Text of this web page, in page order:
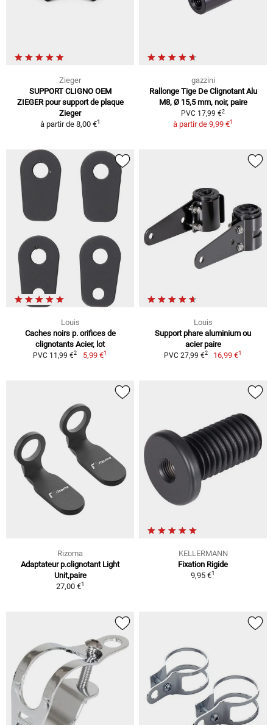
Zieger
SUPPORT CLIGNO OEM
ZIEGER pour support de plaque
Zieger
à partir de 8,00 €1
gazzini
Rallonge Tige De Clignotant Alu
M8, Ø 15,5 mm, noir, paire
PVC 17,99 €2
à partir de 9,99 €1
Louis
Caches noirs p. orifices de
clignotants Acier, lot
PVC 11,99 €2 5,99 €1
Louis
Support phare aluminium ou
acier paire
PVC 27,99 €2 16,99 €1
Rizoma
Adaptateur p.clignotant Light
Unit,paire
27,00 €1
KELLERMANN
Fixation Rigide
9,95 €1